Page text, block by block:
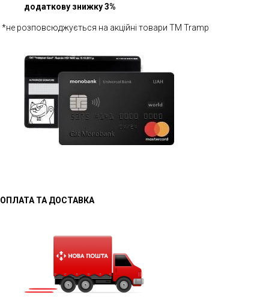
додаткову знижку 3%
*не розповсюджується на акційні товари ТМ Tramp
ОПЛАТА ТА ДОСТАВКА